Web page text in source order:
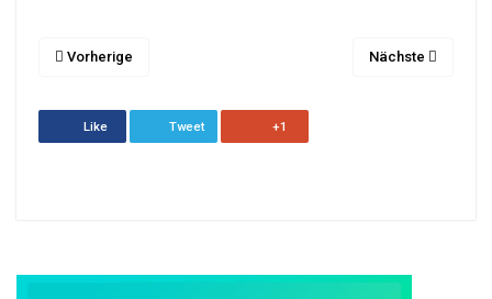
Vorherige Nächste
Like Tweet +1